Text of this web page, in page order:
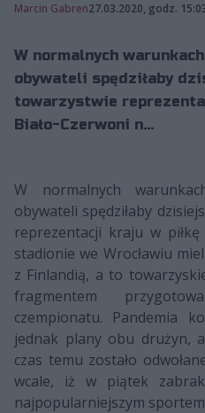
Marcin Gabren27.03.2020, godz.
W normalnych
obywateli spędziłaby
towarzystwie
Biało-Czerwoni n...
W normalnych
obywateli spędziłaby
reprezentacji kraju w piłkę
stadionie we Wrocławiu
z Finlandią, a to
fragmentem
czempionatu. Pandemia
jednak plany obu drużyn,
czas temu zostało
wcale, iż w piątek
najpopularniejszym